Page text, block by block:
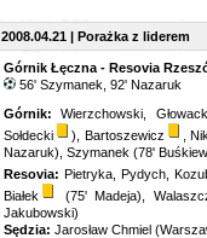
2008.04.21 | Porażka z liderem
Górnik Łęczna - Resovia
56' Szymanek, 92' Nazaruk
Górnik: Wierzchowski,
Sołdecki
), Bartoszewicz
,
Nazaruk), Szymanek (78'
Resovia: Pietryka, Pydych,
Białek
(75' Madeja),
Jakubowski)
Sędzia: Jarosław Chmiel